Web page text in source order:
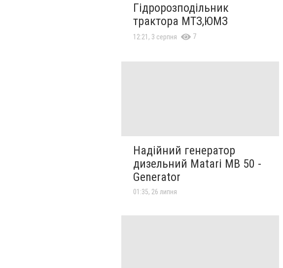
Гідророзподільник
трактора МТЗ,ЮМЗ
12:21, 3 серпня 7
Надійний генератор
дизельний Matari MB 50 -
Generator
01:35, 26 липня